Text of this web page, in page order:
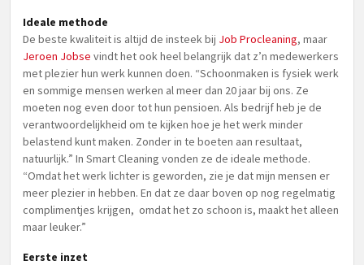
Ideale methode
De beste kwaliteit is altijd de insteek bij Job Procleaning, maar
Jeroen Jobse vindt het ook heel belangrijk dat z’n medewerkers
met plezier hun werk kunnen doen. “Schoonmaken is fysiek werk
en sommige mensen werken al meer dan 20 jaar bij ons. Ze
moeten nog even door tot hun pensioen. Als bedrijf heb je de
verantwoordelijkheid om te kijken hoe je het werk minder
belastend kunt maken. Zonder in te boeten aan resultaat,
natuurlijk.” In Smart Cleaning vonden ze de ideale methode.
“Omdat het werk lichter is geworden, zie je dat mijn mensen er
meer plezier in hebben. En dat ze daar boven op nog regelmatig
complimentjes krijgen, omdat het zo schoon is, maakt het alleen
maar leuker.”
Eerste inzet